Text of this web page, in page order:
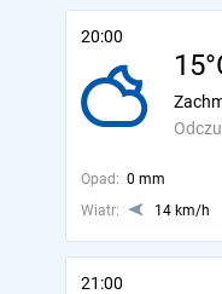
20:00
Opad: 0 mm
Wiatr:
14 km/h
21:00